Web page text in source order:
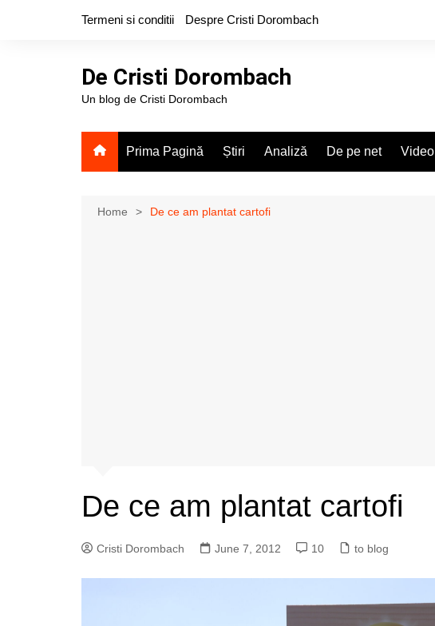
Termeni si conditii Despre Cristi Dorombach
De Cristi Dorombach
Un blog de Cristi Dorombach
Prima Pagină Știri Analiză De pe net Video
Home De ce am plantat cartofi
De ce am plantat cartofi
Cristi Dorombach June 7, 2012 10 to blog